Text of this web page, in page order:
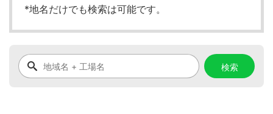
*地名だけでも検索は可能です。